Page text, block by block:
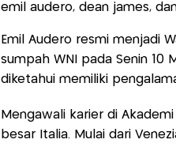
emil audero, dean james,
Emil Audero resmi menjadi
sumpah WNI pada Senin 10
diketahui memiliki
Mengawali karier di
besar Italia. Mulai dari